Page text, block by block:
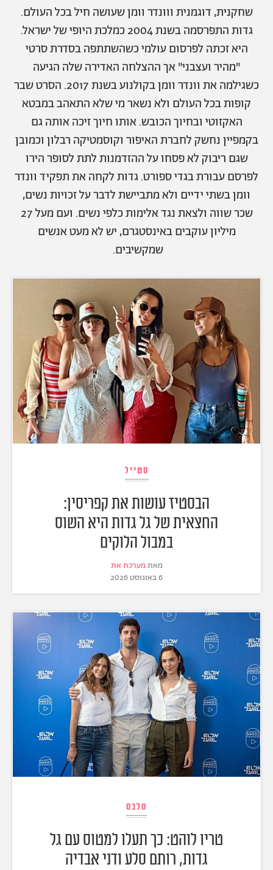
תרבות ופנאי
הפקות אופנה
עיצוב
בריאות
קריירה
יחסים
משפחה
חופש
תוכן מקודם
מי אנחנו
תנאי שימוש
מדיניות פרטיות
הצהרת נגישות
שירות לקוחות למנויים
כתבו לנו
© יובל סיגלר תקשורת בע"מ 2026
Designed, Developed and Powered byRGB Media
שחקנית, דוגמנית ווונדר וומן שעושה חיל בכל העולם.
גדות התפרסמה בשנת 2004 כמלכת היופי של ישראל.
היא זכתה לפרסום עולמי כשהשתתפה בסדרת סרטי
"מהיר ועצבני" אך ההצלחה האדירה שלה הגיעה
כשגילמה את וונדר וומן בקולנוע בשנת 2017. הסרט שבר
קופות בכל העולם ולא נשאר מי שלא התאהב במבטא
האקזוטי ובחיוך הכובש. אותו חיוך זיכה אותה גם
בקמפיין נחשק לחברת האיפור וקוסמטיקה רבלון וכמובן
שגם ריבוק לא פסחו על ההזדמנות לתת לסופר הירו
לפרסם עבורת בגדי ספורט. גדות לקחה את תפקיד וונדר
וומן בשתי ידיים ולא מתביישת לדבר על זכויות נשים,
שכר שווה ולצאת נגד אלימות כלפי נשים. ועם מעל 27
מיליון עוקבים באינסטגרם, יש לא מעט אנשים
שמקשיבים.
סטייל
הבסטיז עושות את קפריסין:
החצאית של גל גדות היא השוס
במבול הלוקים
מאת מערכת את
6 באוגוסט 2026
סלבס
טריו לוהט: כך תעלו למטוס עם גל
גדות, רותם סלע ודני אבדיה